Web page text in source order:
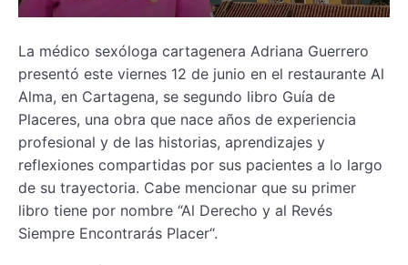
La médico sexóloga cartagenera Adriana Guerrero
presentó este viernes 12 de junio en el restaurante Al
Alma, en Cartagena, se segundo libro Guía de
Placeres, una obra que nace años de experiencia
profesional y de las historias, aprendizajes y
reflexiones compartidas por sus pacientes a lo largo
de su trayectoria. Cabe mencionar que su primer
libro tiene por nombre “Al Derecho y al Revés
Siempre Encontrarás Placer“.